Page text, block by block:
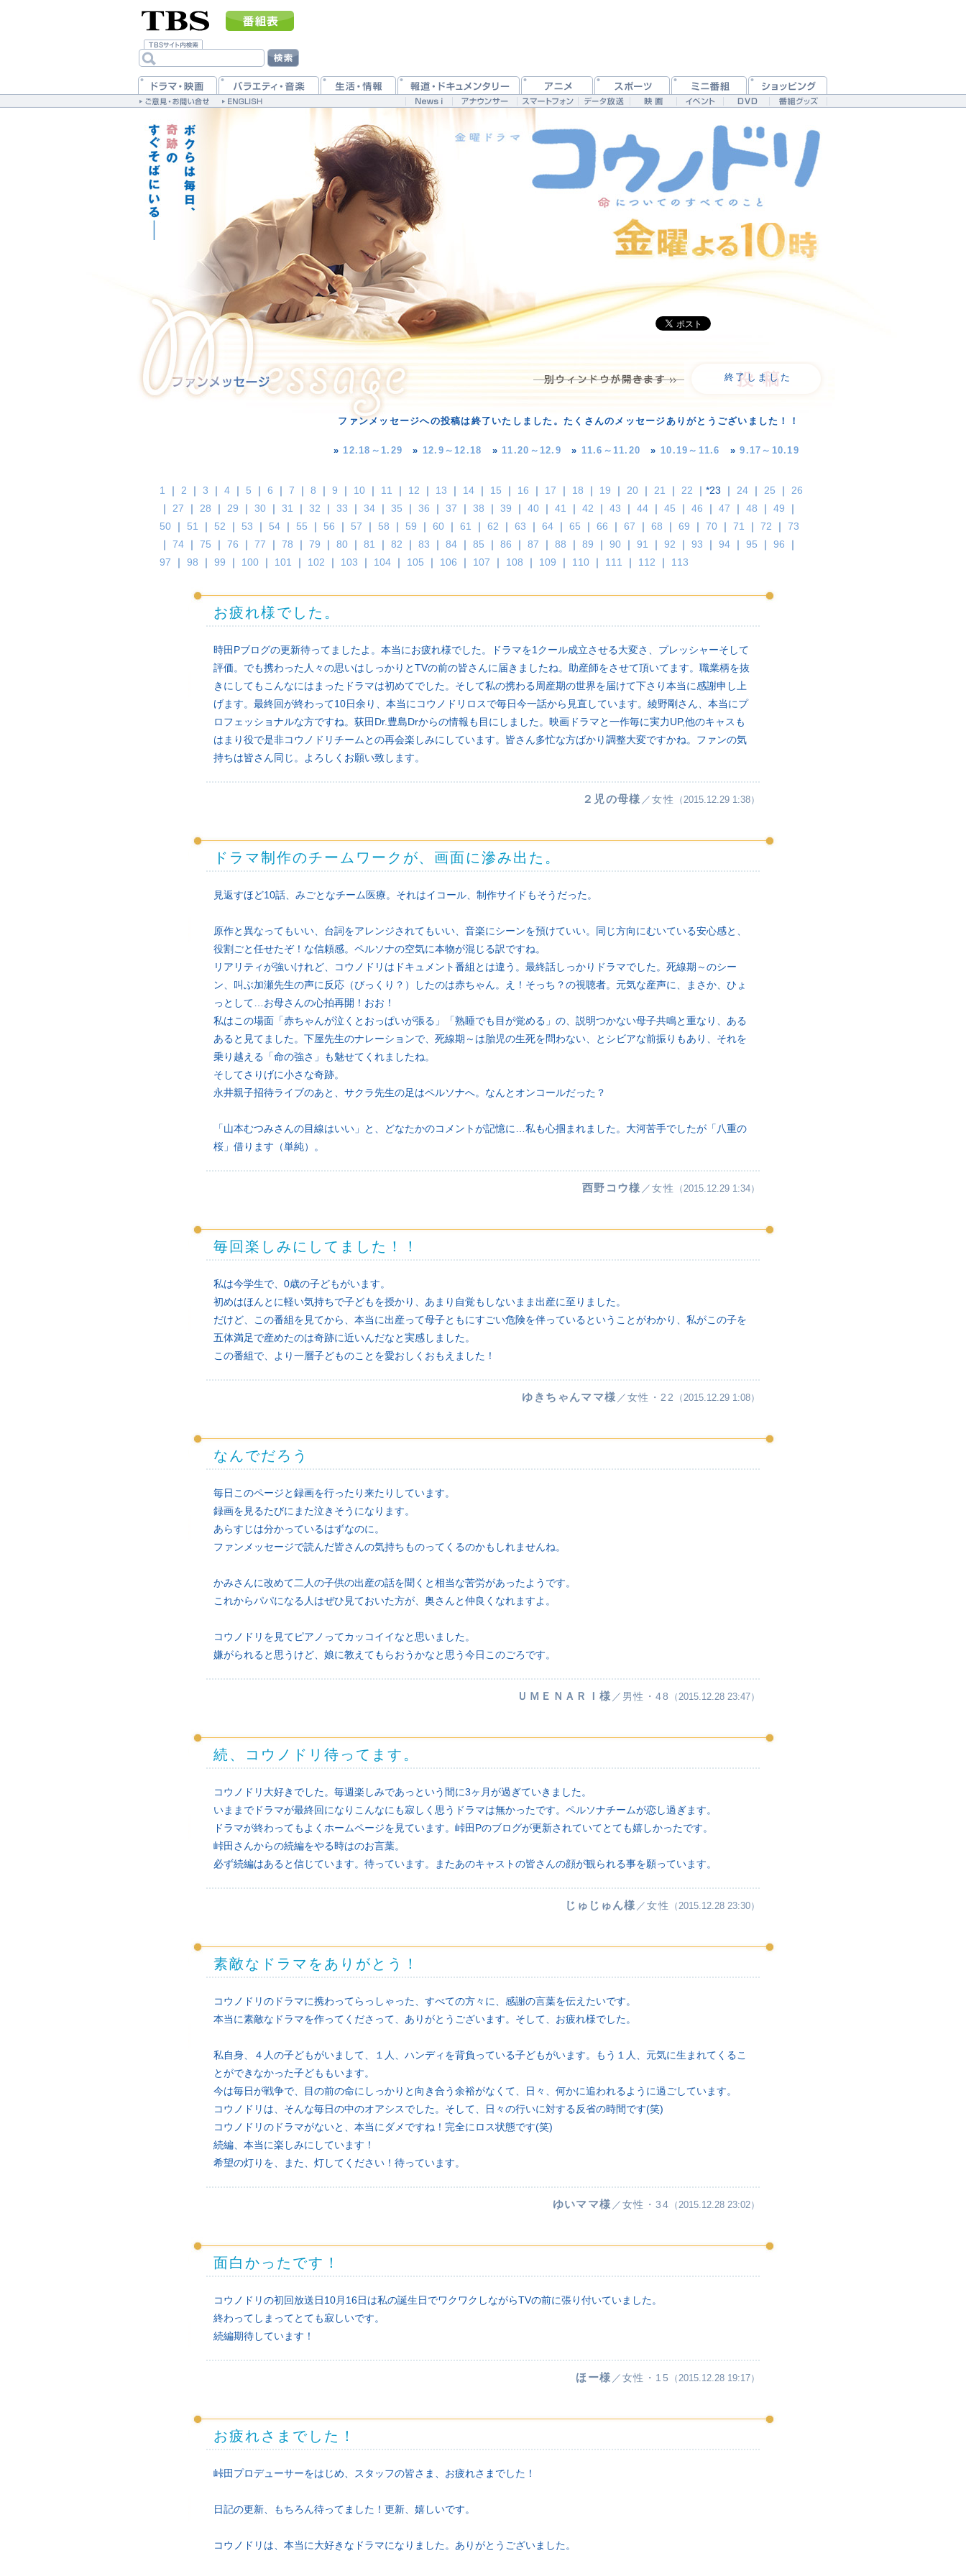
終了しました
ファンメッセージへの投稿は終了いたしました。たくさんのメッセージありがとうございました！！
»12.18～1.29 » 12.9～12.18 »11.20～12.9 » 11.6～11.20 » 10.19～11.6 »9.17～10.19
1 ｜ 2 ｜ 3 ｜ 4 ｜ 5 ｜ 6 ｜ 7 ｜ 8 ｜ 9 ｜ 10 ｜ 11 ｜ 12 ｜ 13 ｜ 14 ｜ 15 ｜ 16 ｜ 17 ｜ 18 ｜ 19 ｜ 20 ｜ 21 ｜ 22 ｜*23 ｜ 24 ｜ 25 ｜ 26
｜ 27 ｜ 28 ｜ 29 ｜ 30 ｜ 31 ｜ 32 ｜ 33 ｜ 34 ｜ 35 ｜ 36 ｜ 37 ｜ 38 ｜ 39 ｜ 40 ｜ 41 ｜ 42 ｜ 43 ｜ 44 ｜ 45 ｜ 46 ｜ 47 ｜ 48 ｜ 49 ｜
50 ｜ 51 ｜ 52 ｜ 53 ｜ 54 ｜ 55 ｜ 56 ｜ 57 ｜ 58 ｜ 59 ｜ 60 ｜ 61 ｜ 62 ｜ 63 ｜ 64 ｜ 65 ｜ 66 ｜ 67 ｜ 68 ｜ 69 ｜ 70 ｜ 71 ｜ 72 ｜ 73
｜ 74 ｜ 75 ｜ 76 ｜ 77 ｜ 78 ｜ 79 ｜ 80 ｜ 81 ｜ 82 ｜ 83 ｜ 84 ｜ 85 ｜ 86 ｜ 87 ｜ 88 ｜ 89 ｜ 90 ｜ 91 ｜ 92 ｜ 93 ｜ 94 ｜ 95 ｜ 96 ｜
97 ｜ 98 ｜ 99 ｜ 100 ｜ 101 ｜ 102 ｜ 103 ｜ 104 ｜ 105 ｜ 106 ｜ 107 ｜ 108 ｜ 109 ｜ 110 ｜ 111 ｜ 112 ｜ 113
お疲れ様でした。
時田Pブログの更新待ってましたよ。本当にお疲れ様でした。ドラマを1クール成立させる大変さ、プレッシャーそして
評価。でも携わった人々の思いはしっかりとTVの前の皆さんに届きましたね。助産師をさせて頂いてます。職業柄を抜
きにしてもこんなにはまったドラマは初めてでした。そして私の携わる周産期の世界を届けて下さり本当に感謝申し上
げます。最終回が終わって10日余り、本当にコウノドリロスで毎日今一話から見直しています。綾野剛さん、本当にプ
ロフェッショナルな方ですね。荻田Dr.豊島Drからの情報も目にしました。映画ドラマと一作毎に実力UP,他のキャスも
はまり役で是非コウノドリチームとの再会楽しみにしています。皆さん多忙な方ばかり調整大変ですかね。ファンの気
持ちは皆さん同じ。よろしくお願い致します。
２児の母様 ／女性 （2015.12.29 1:38）
ドラマ制作のチームワークが、画面に滲み出た。
見返すほど10話、みごとなチーム医療。それはイコール、制作サイドもそうだった。
原作と異なってもいい、台詞をアレンジされてもいい、音楽にシーンを預けていい。同じ方向にむいている安心感と、
役割ごと任せたぞ！な信頼感。ペルソナの空気に本物が混じる訳ですね。
リアリティが強いけれど、コウノドリはドキュメント番組とは違う。最終話しっかりドラマでした。死線期～のシー
ン、叫ぶ加瀬先生の声に反応（びっくり？）したのは赤ちゃん。え！そっち？の視聴者。元気な産声に、まさか、ひょ
っとして…お母さんの心拍再開！おお！
私はこの場面「赤ちゃんが泣くとおっぱいが張る」「熟睡でも目が覚める」の、説明つかない母子共鳴と重なり、ある
あると見てました。下屋先生のナレーションで、死線期～は胎児の生死を問わない、とシビアな前振りもあり、それを
乗り越える「命の強さ」も魅せてくれましたね。
そしてさりげに小さな奇跡。
永井親子招待ライブのあと、サクラ先生の足はペルソナへ。なんとオンコールだった？
「山本むつみさんの目線はいい」と、どなたかのコメントが記憶に…私も心掴まれました。大河苦手でしたが「八重の
桜」借ります（単純）。
酉野コウ様 ／女性 （2015.12.29 1:34）
毎回楽しみにしてました！！
私は今学生で、0歳の子どもがいます。
初めはほんとに軽い気持ちで子どもを授かり、あまり自覚もしないまま出産に至りました。
だけど、この番組を見てから、本当に出産って母子ともにすごい危険を伴っているということがわかり、私がこの子を
五体満足で産めたのは奇跡に近いんだなと実感しました。
この番組で、より一層子どものことを愛おしくおもえました！
ゆきちゃんママ様 ／女性・22 （2015.12.29 1:08）
なんでだろう
毎日このページと録画を行ったり来たりしています。
録画を見るたびにまた泣きそうになります。
あらすじは分かっているはずなのに。
ファンメッセージで読んだ皆さんの気持ちものってくるのかもしれませんね。
かみさんに改めて二人の子供の出産の話を聞くと相当な苦労があったようです。
これからパパになる人はぜひ見ておいた方が、奥さんと仲良くなれますよ。
コウノドリを見てピアノってカッコイイなと思いました。
嫌がられると思うけど、娘に教えてもらおうかなと思う今日このごろです。
ＵＭＥＮＡＲＩ様 ／男性・48 （2015.12.28 23:47）
続、コウノドリ待ってます。
コウノドリ大好きでした。毎週楽しみであっという間に3ヶ月が過ぎていきました。
いままでドラマが最終回になりこんなにも寂しく思うドラマは無かったです。ペルソナチームが恋し過ぎます。
ドラマが終わってもよくホームページを見ています。峠田Pのブログが更新されていてとても嬉しかったです。
峠田さんからの続編をやる時はのお言葉。
必ず続編はあると信じています。待っています。またあのキャストの皆さんの顔が観られる事を願っています。
じゅじゅん様 ／女性 （2015.12.28 23:30）
素敵なドラマをありがとう！
コウノドリのドラマに携わってらっしゃった、すべての方々に、感謝の言葉を伝えたいです。
本当に素敵なドラマを作ってくださって、ありがとうございます。そして、お疲れ様でした。
私自身、４人の子どもがいまして、１人、ハンディを背負っている子どもがいます。もう１人、元気に生まれてくるこ
とができなかった子どももいます。
今は毎日が戦争で、目の前の命にしっかりと向き合う余裕がなくて、日々、何かに追われるように過ごしています。
コウノドリは、そんな毎日の中のオアシスでした。そして、日々の行いに対する反省の時間です(笑)
コウノドリのドラマがないと、本当にダメですね！完全にロス状態です(笑)
続編、本当に楽しみにしています！
希望の灯りを、また、灯してください！待っています。
ゆいママ様 ／女性・34 （2015.12.28 23:02）
面白かったです！
コウノドリの初回放送日10月16日は私の誕生日でワクワクしながらTVの前に張り付いていました。
終わってしまってとても寂しいです。
続編期待しています！
ほー様 ／女性・15 （2015.12.28 19:17）
お疲れさまでした！
峠田プロデューサーをはじめ、スタッフの皆さま、お疲れさまでした！
日記の更新、もちろん待ってました！更新、嬉しいです。
コウノドリは、本当に大好きなドラマになりました。ありがとうございました。